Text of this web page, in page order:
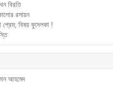
বিরতি
রসায়ন
প্রেম; বিষয় কুদেলকা !
আহমেদ